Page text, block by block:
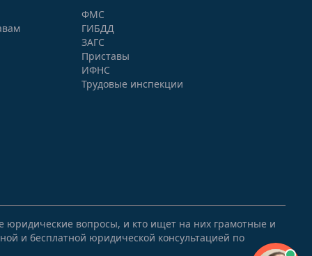
ФМС
ГИБДД
ЗАГС
Приставы
ИФНС
Трудовые инспекции
вопросы, и кто ищет на них грамотные и
и бесплатной юридической консультацией по